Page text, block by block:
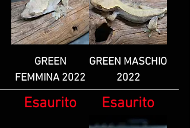
GREEN
FEMMINA 2022
Esaurito
GREEN MASCHIO
2022
Esaurito